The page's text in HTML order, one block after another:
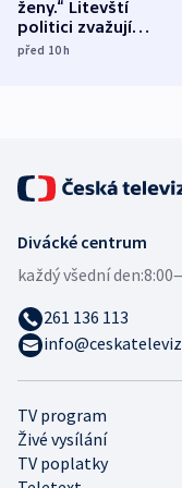
ženy.“ Litevští
politici zvažují
dohodu o
před 10h
TV program
Živé vysílání
TV poplatky
Divácké centrum
každý všední den:
261 136 113